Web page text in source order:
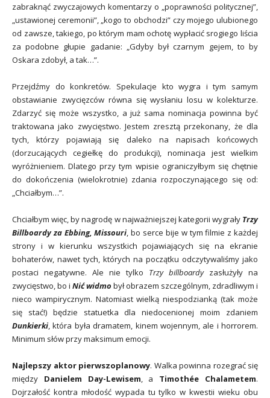
zabraknąć zwyczajowych komentarzy o „poprawności politycznej”,
„ustawionej ceremonii”, „kogo to obchodzi” czy mojego ulubionego
od zawsze, takiego, po którym mam ochotę wypłacić srogiego liścia
za podobne głupie gadanie: „Gdyby był czarnym gejem, to by
Oskara zdobył, a tak…”.
Przejdźmy do konkretów. Spekulacje kto wygra i tym samym
obstawianie zwycięzców równa się wysłaniu losu w kolekturze.
Zdarzyć się może wszystko, a już sama nominacja powinna być
traktowana jako zwycięstwo. Jestem zresztą przekonany, że dla
tych, którzy pojawiają się daleko na napisach końcowych
(dorzucających cegiełkę do produkcji), nominacja jest wielkim
wyróżnieniem. Dlatego przy tym wpisie ograniczyłbym się chętnie
do dokończenia (wielokrotnie) zdania rozpoczynającego się od:
„Chciałbym…”.
Chciałbym więc, by nagrodę w najważniejszej kategorii wygrały Trzy
Billboardy za Ebbing, Missouri, bo serce bije w tym filmie z każdej
strony i w kierunku wszystkich pojawiających się na ekranie
bohaterów, nawet tych, których na początku odczytywaliśmy jako
postaci negatywne. Ale nie tylko Trzy billboardyzasłużyły na
zwycięstwo, bo i Nić widmo był obrazem szczególnym, zdradliwym i
nieco wampirycznym. Natomiast wielką niespodzianką (tak może
się stać!) będzie statuetka dla niedocenionej moim zdaniem
Dunkierki, która była dramatem, kinem wojennym, ale i horrorem.
Minimum słów przy maksimum emocji.
Najlepszy aktor pierwszoplanowy. Walka powinna rozegrać się
między Danielem Day-Lewisem, a Timothée Chalametem.
Dojrzałość kontra młodość wypada tu tylko w kwestii wieku obu